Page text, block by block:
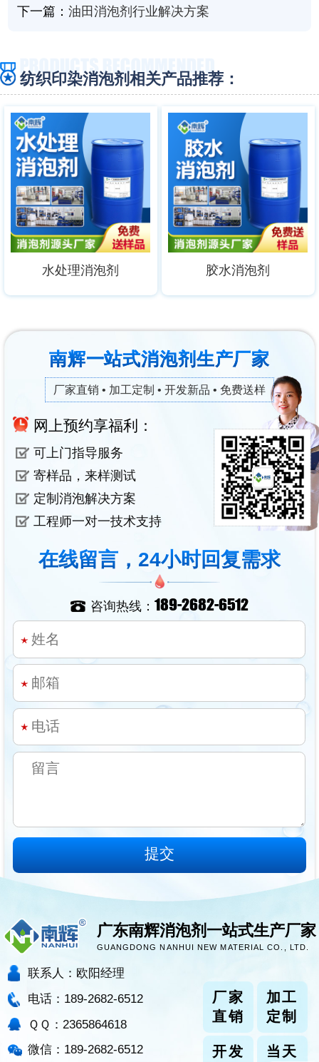
下一篇： 油田消泡剂行业解决方案
纺织印染消泡剂相关产品推荐：
水处理消泡剂 胶水消泡剂
在线留言，24小时回复需求
南辉一站式消泡剂生产厂家
厂家直销 • 加工定制 • 开发新品 • 免费送样
网上预约享福利：
可上门指导服务
寄样品，来样测试
定制消泡解决方案
工程师一对一技术支持
咨询热线： 189-2682-6512
广东南辉消泡剂一站式生产厂家
GUANGDONG NANHUI NEW MATERIAL CO., LTD.
厂家
直销
加工
定制
开发 当天
联系人：欧阳经理
电话：189-2682-6512
ＱＱ：2365864618
微信：189-2682-6512